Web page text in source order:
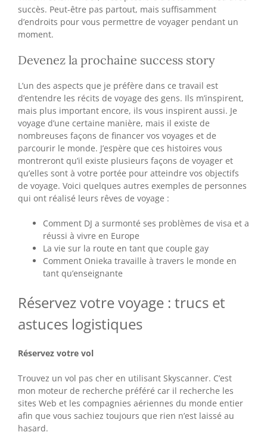
succès. Peut-être pas partout, mais suffisamment
d’endroits pour vous permettre de voyager pendant un
moment.
Devenez la prochaine success story
L’un des aspects que je préfère dans ce travail est
d’entendre les récits de voyage des gens. Ils m’inspirent,
mais plus important encore, ils vous inspirent aussi. Je
voyage d’une certaine manière, mais il existe de
nombreuses façons de financer vos voyages et de
parcourir le monde. J’espère que ces histoires vous
montreront qu’il existe plusieurs façons de voyager et
qu’elles sont à votre portée pour atteindre vos objectifs
de voyage. Voici quelques autres exemples de personnes
qui ont réalisé leurs rêves de voyage :
Comment DJ a surmonté ses problèmes de visa et a
réussi à vivre en Europe
La vie sur la route en tant que couple gay
Comment Onieka travaille à travers le monde en
tant qu’enseignante
Réservez votre voyage : trucs et
astuces logistiques
Réservez votre vol
Trouvez un vol pas cher en utilisant Skyscanner. C’est
mon moteur de recherche préféré car il recherche les
sites Web et les compagnies aériennes du monde entier
afin que vous sachiez toujours que rien n’est laissé au
hasard.